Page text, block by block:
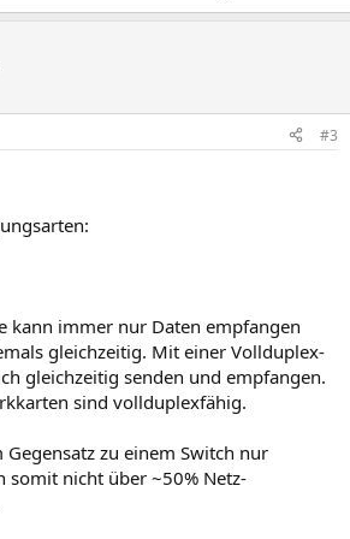
#3
kann immer nur Daten empfangen
gleichzeitig. Mit einer Vollduplex-
gleichzeitig senden und empfangen.
sind vollduplexfähig.
zu einem Switch nur
somit nicht über ~50% Netz-